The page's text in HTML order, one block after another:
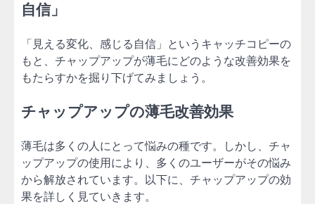
自信」
「見える変化、感じる自信」というキャッチコピーの
もと、チャップアップが薄毛にどのような改善効果を
もたらすかを掘り下げてみましょう。
チャップアップの薄毛改善効果
薄毛は多くの人にとって悩みの種です。しかし、チャ
ップアップの使用により、多くのユーザーがその悩み
から解放されています。以下に、チャップアップの効
果を詳しく見ていきます。